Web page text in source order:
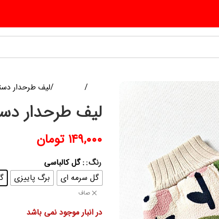
لیف طرحدار
لیف طرحدار
۱۴۹,۰۰۰ تومان
رنگ : گل کالباسی
گل سرمه ای
برگ پاییزی
صاف
در انبار موجود نمی باشد